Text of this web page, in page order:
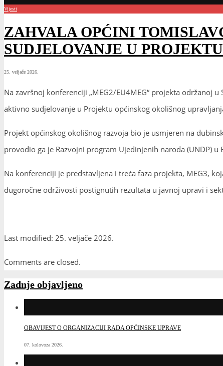
Vijesti
ZAHVALA OPĆINI
SUDJELOVANJE U
25. veljače 2026.
Na završnoj konferenciji „MEG2/EU4MEG“ projekta održanoj
aktivno sudjelovanje u Projektu općinskog okolišnog
Projekt općinskog okolišnog razvoja bio je usmjeren na
provodio ga je Razvojni program Ujedinjenih naroda (UNDP) u
Na konferenciji je predstavljena i treća faza projekta, MEG3,
dugoročne održivosti postignutih rezultata u javnoj upravi i
Last modified: 25. veljače 2026.
Comments are closed.
Zadnje objavljeno
OBAVIJEST O ORGANIZACIJI RADA OPĆINSKE UPRAVE
07. kolovoza 2026.